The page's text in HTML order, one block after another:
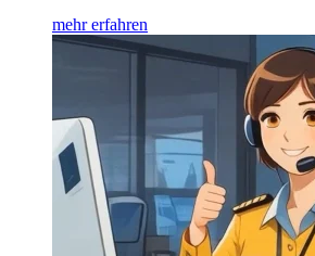
mehr erfahren